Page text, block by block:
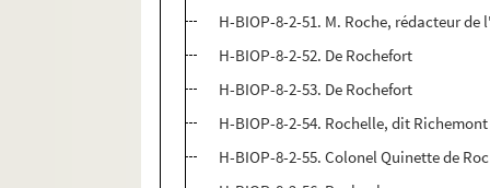
H-BIOP-8-2-51. M. Roche, rédacteur
H-BIOP-8-2-52. De Rochefort
H-BIOP-8-2-53. De Rochefort
H-BIOP-8-2-54. Rochelle, dit Richemont
H-BIOP-8-2-55. Colonel Quinette de